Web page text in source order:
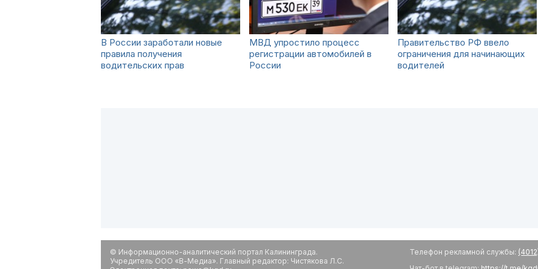
В России заработали новые
правила получения
водительских прав
МВД упростило процесс
регистрации автомобилей в
России
Правительство РФ ввело
ограничения для начинающих
водителей
© Информационно-аналитический портал Калининграда.
Учредитель ООО «В-Медиа». Главный редактор: Чистякова Л.С.
Телефон рекламной службы: